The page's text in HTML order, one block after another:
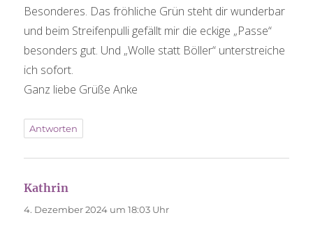
Besonderes. Das fröhliche Grün steht dir wunderbar
und beim Streifenpulli gefällt mir die eckige „Passe“
besonders gut. Und „Wolle statt Böller“ unterstreiche
ich sofort.
Ganz liebe Grüße Anke
Antworten
Kathrin
4. Dezember 2024 um 18:03 Uhr